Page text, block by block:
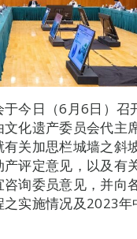
今日（6月6日）召
化遗产委员会代主
关加思栏城墙之斜
评定意见，以及有
询委员意见，并向
之实施情况及2023